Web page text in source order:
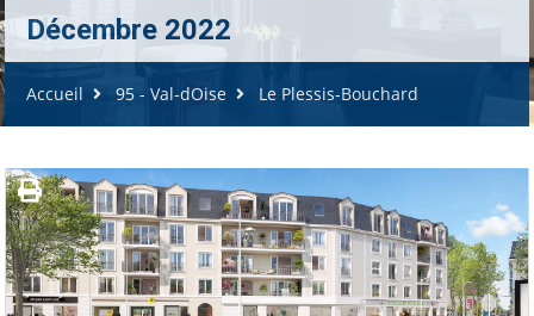
Décembre 2022
Accueil 95 - Val-dOise Le Plessis-Bouchard